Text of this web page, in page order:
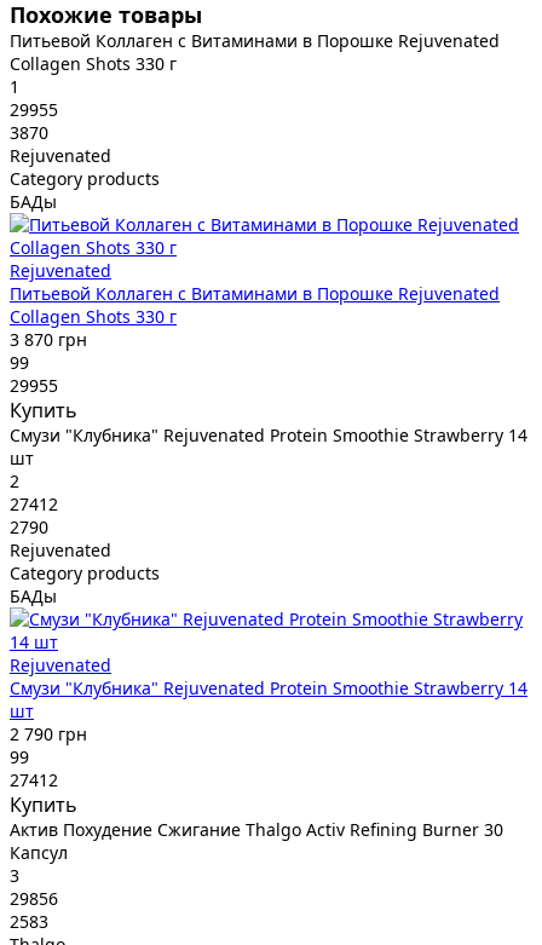
Похожие товары
Питьевой Коллаген с Витаминами в Порошке Rejuvenated
Collagen Shots 330 г
1
29955
3870
Rejuvenated
Category products
БАДы
Rejuvenated
Питьевой Коллаген с Витаминами в Порошке Rejuvenated
Collagen Shots 330 г
3 870 грн
99
29955
Купить
Смузи "Клубника" Rejuvenated Protein Smoothie Strawberry 14
шт
2
27412
2790
Rejuvenated
Category products
БАДы
Rejuvenated
Смузи "Клубника" Rejuvenated Protein Smoothie Strawberry 14
шт
2 790 грн
99
27412
Купить
Актив Похудение Сжигание Thalgo Activ Refining Burner 30
Капсул
3
29856
2583